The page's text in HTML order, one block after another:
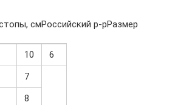
смРоссийский р-рРазмер
10
6
7
8